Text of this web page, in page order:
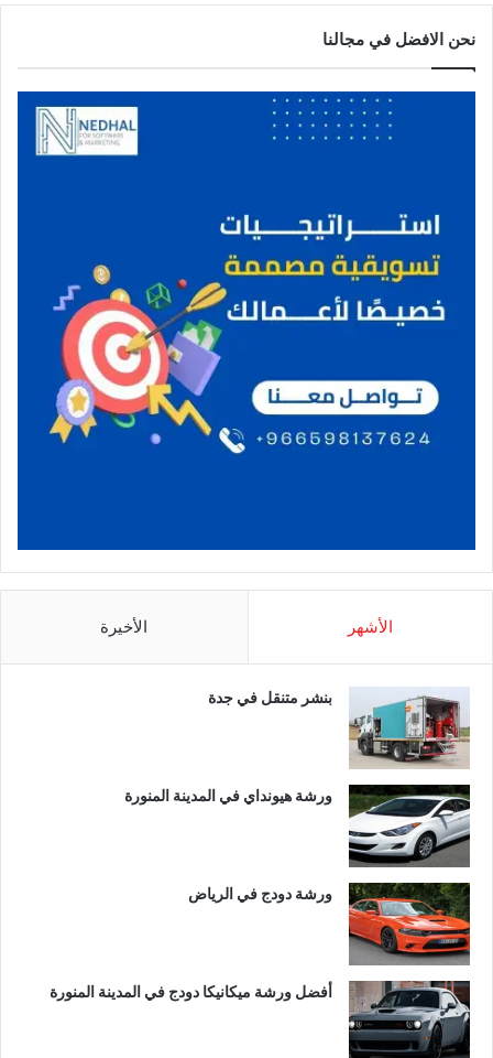
نحن الافضل في مجالنا
الأشهر الأخيرة
بنشر متنقل في جدة
ورشة هيونداي في المدينة المنورة
ورشة دودج في الرياض
أفضل ورشة ميكانيكا دودج في المدينة المنورة